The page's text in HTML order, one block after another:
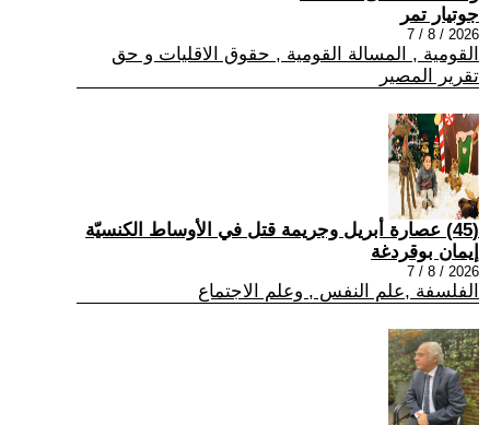
جوتيار تمر
2026 / 8 / 7
القومية , المسالة القومية , حقوق الاقليات و حق
تقرير المصير
(45) عصارة أبريل وجريمة قتل في الأوساط الكنسيّة
إيمان بوقردغة
2026 / 8 / 7
الفلسفة ,علم النفس , وعلم الاجتماع